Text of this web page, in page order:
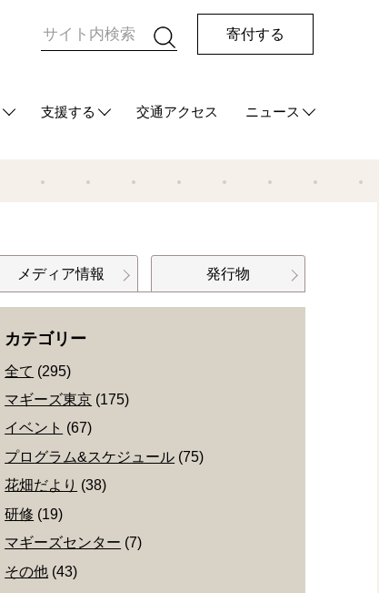
寄付する
支援する 交通アクセス ニュース
メディア情報 発行物
カテゴリー
全て (295)
マギーズ東京 (175)
イベント (67)
プログラム&スケジュール (75)
花畑だより (38)
研修 (19)
マギーズセンター (7)
その他 (43)